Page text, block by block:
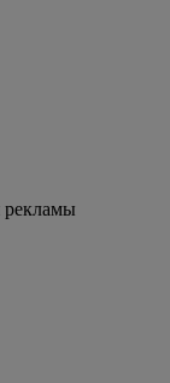
рекламы